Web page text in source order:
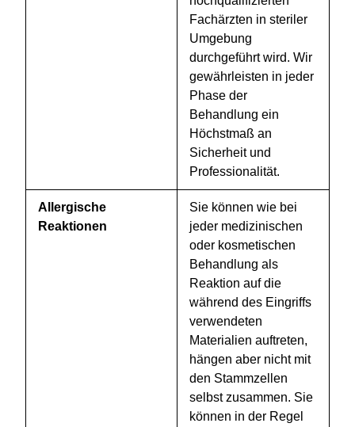
Fachärzten in steriler
Umgebung
durchgeführt wird. Wir
gewährleisten in jeder
Phase der
Behandlung ein
Höchstmaß an
Sicherheit und
Professionalität.
Allergische
Reaktionen
Sie können wie bei
jeder medizinischen
oder kosmetischen
Behandlung als
Reaktion auf die
während des Eingriffs
verwendeten
Materialien auftreten,
hängen aber nicht mit
den Stammzellen
selbst zusammen. Sie
können in der Regel